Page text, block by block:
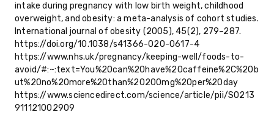
intake during pregnancy with low birth weight, childhood
overweight, and obesity: a meta-analysis of cohort studies.
International journal of obesity (2005), 45(2), 279–287.
https://doi.org/10.1038/s41366-020-0617-4
https://www.nhs.uk/pregnancy/keeping-well/foods-to-
avoid/#:~:text=You%20can%20have%20caffeine%2C%20b
ut%20no%20more%20than%20200mg%20per%20day
https://www.sciencedirect.com/science/article/pii/S0213
911121002909